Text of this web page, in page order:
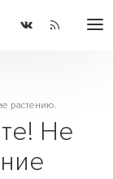
растению.
Не